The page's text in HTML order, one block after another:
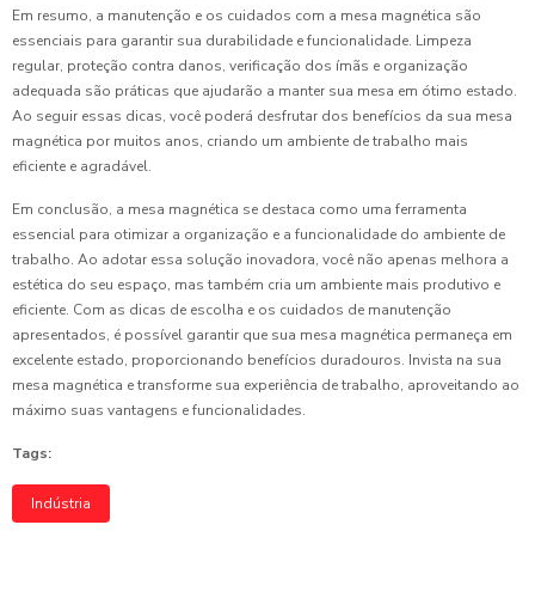
Em resumo, a manutenção e os cuidados com a mesa magnética são
essenciais para garantir sua durabilidade e funcionalidade. Limpeza
regular, proteção contra danos, verificação dos ímãs e organização
adequada são práticas que ajudarão a manter sua mesa em ótimo estado.
Ao seguir essas dicas, você poderá desfrutar dos benefícios da sua mesa
magnética por muitos anos, criando um ambiente de trabalho mais
eficiente e agradável.
Em conclusão, a mesa magnética se destaca como uma ferramenta
essencial para otimizar a organização e a funcionalidade do ambiente de
trabalho. Ao adotar essa solução inovadora, você não apenas melhora a
estética do seu espaço, mas também cria um ambiente mais produtivo e
eficiente. Com as dicas de escolha e os cuidados de manutenção
apresentados, é possível garantir que sua mesa magnética permaneça em
excelente estado, proporcionando benefícios duradouros. Invista na sua
mesa magnética e transforme sua experiência de trabalho, aproveitando ao
máximo suas vantagens e funcionalidades.
Tags:
Indústria